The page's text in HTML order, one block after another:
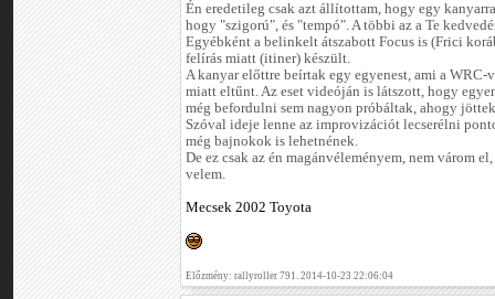
Én eredetileg csak azt állítottam, hogy egy
hogy "szigorú", és "tempó". A többi az a Te
Egyébként a belinkelt átszabott Focus is (Frici
felírás miatt (itiner) készült.
A kanyar előttre beírtak egy egyenest, ami a WRC-
miatt eltűnt. Az eset videóján is látszott, hogy
még befordulni sem nagyon próbáltak, ahogy
Szóval ideje lenne az improvizációt lecserélni
még bajnokok is lehetnének.
De ez csak az én magánvéleményem, nem várom
velem.
Mecsek 2002 Toyota
Előzmény: rallyroller 791. 2014-10-23 22:06:04